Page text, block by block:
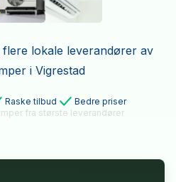
lokale leverandører av
i Vigrestad
Raske tilbud
Bedre priser
fra største leverandører